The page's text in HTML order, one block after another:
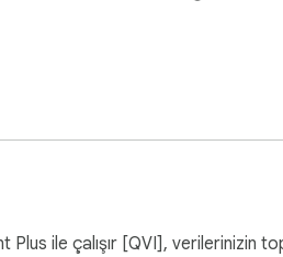
ile çalışır [QVI], verilerinizin